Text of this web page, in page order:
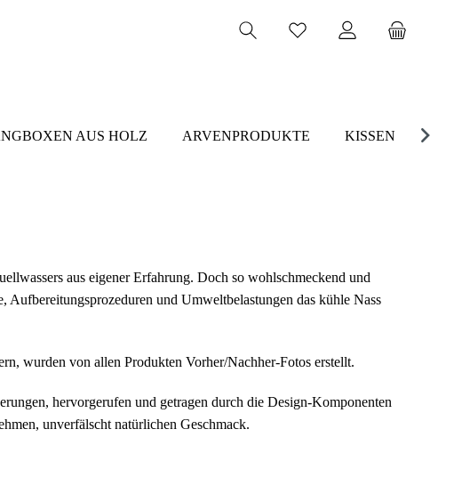
AUS HOLZ ARVENPRODUKTE KISSEN
aus eigener Erfahrung. Doch so wohlschmeckend und
und Umweltbelastungen das kühle Nass
wurden von allen Produkten Vorher/Nachher-Fotos erstellt.
hervorgerufen und getragen durch die Design-Komponenten
unverfälscht natürlichen Geschmack.